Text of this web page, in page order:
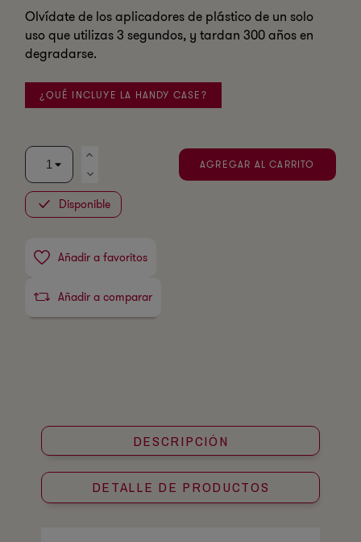
Olvídate de los aplicadores de plástico de un solo
uso que utilizas 3 segundos, y tardan 300 años en
degradarse.
¿QUÉ INCLUYE LA HANDY CASE?
AGREGAR AL CARRITO
Disponible
Añadir a favoritos
Añadir a comparar
DESCRIPCIÓN
DETALLE DE PRODUCTOS